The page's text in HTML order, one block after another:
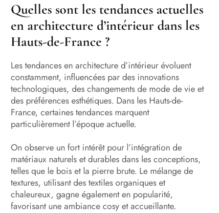
Quelles sont les tendances actuelles
en architecture d’intérieur dans les
Hauts-de-France ?
Les tendances en architecture d’intérieur évoluent
constamment, influencées par des innovations
technologiques, des changements de mode de vie et
des préférences esthétiques. Dans les Hauts-de-
France, certaines tendances marquent
particulièrement l’époque actuelle.
On observe un fort intérêt pour l’intégration de
matériaux naturels et durables dans les conceptions,
telles que le bois et la pierre brute. Le mélange de
textures, utilisant des textiles organiques et
chaleureux, gagne également en popularité,
favorisant une ambiance cosy et accueillante.